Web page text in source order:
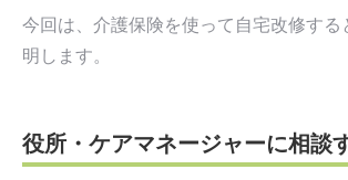
今回は、介護保険を使って自宅改修する
明します。
役所・ケアマネージャーに相談